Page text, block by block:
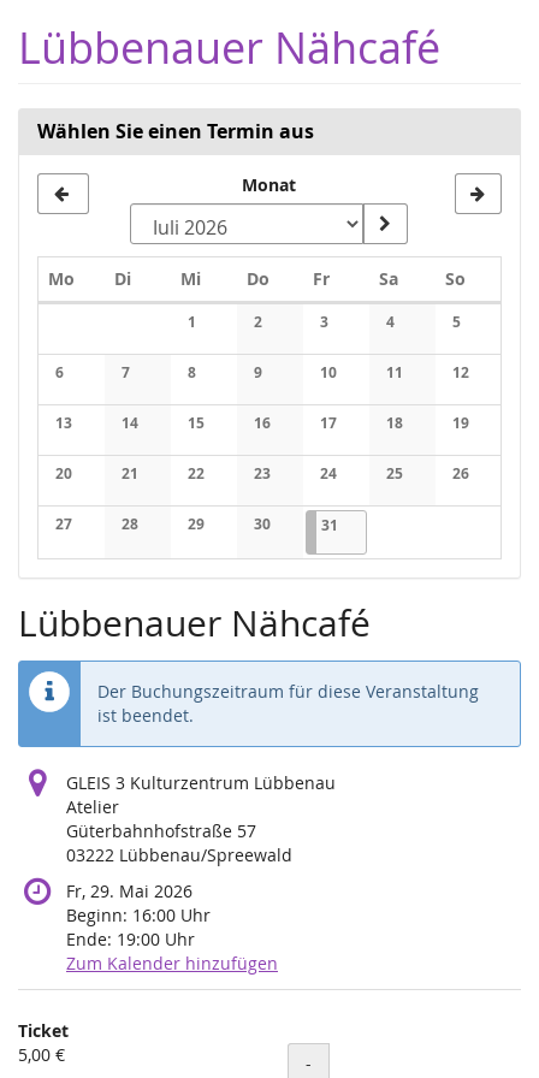
Haupt-
Inhalt
Lübbenauer Nähcafé
Wählen Sie einen Termin aus
Monat
Mo Montag
DiDienstag
MiMittwoch
Do Donnerstag
FrFreitagSaSamstag
So
1
Keine Veranstaltungen
2
Keine Veranstaltungen
3
Keine Veranstaltungen
4
Keine
5
Keine
6
Keine Veranstaltungen
7
Keine Veranstaltungen
8
Keine Veranstaltungen
9
Keine Veranstaltungen
10
Keine Veranstaltungen
11
Keine
12
Keine
13
Keine Veranstaltungen
14
Keine Veranstaltungen
15
Keine Veranstaltungen
16
Keine Veranstaltungen
17
Keine Veranstaltungen
18
Keine
19
Keine
20
Keine Veranstaltungen
21
Keine Veranstaltungen
22
Keine Veranstaltungen
23
Keine Veranstaltungen
24
Keine Veranstaltungen
25
Keine
26
Keine
27
Keine Veranstaltungen
28
Keine Veranstaltungen
29
Keine Veranstaltungen
30
Keine Veranstaltungen
31
Lübbenauer Nähcafé
Der Buchungszeitraum für diese Veranstaltung
ist beendet.
GLEIS 3 Kulturzentrum Lübbenau
Atelier
Güterbahnhofstraße 57
03222 Lübbenau/Spreewald
Fr, 29. Mai 2026
Beginn: 16:00 Uhr
Ende: 19:00 Uhr
Zum Kalender hinzufügen
Produkte
Unkategorisierte
Ticket
5,00 €
Menge
-